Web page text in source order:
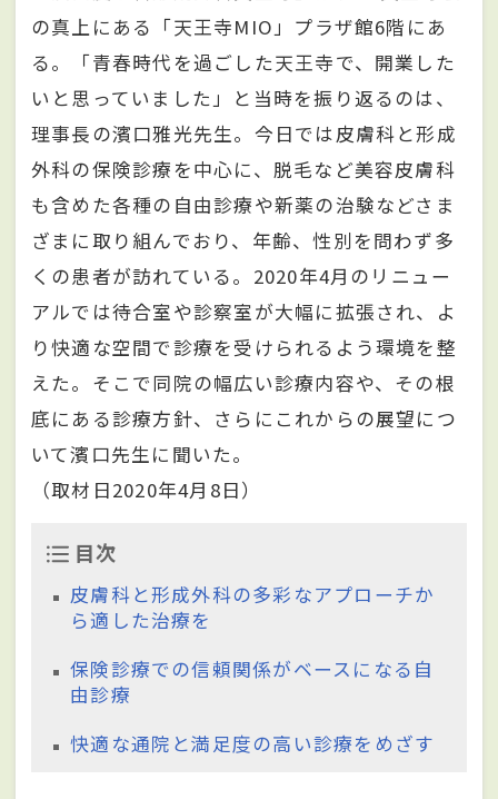
の真上にある「天王寺MIO」プラザ館6階にあ
る。「青春時代を過ごした天王寺で、開業した
いと思っていました」と当時を振り返るのは、
理事長の濱口雅光先生。今日では皮膚科と形成
外科の保険診療を中心に、脱毛など美容皮膚科
も含めた各種の自由診療や新薬の治験などさま
ざまに取り組んでおり、年齢、性別を問わず多
くの患者が訪れている。2020年4月のリニュー
アルでは待合室や診察室が大幅に拡張され、よ
り快適な空間で診療を受けられるよう環境を整
えた。そこで同院の幅広い診療内容や、その根
底にある診療方針、さらにこれからの展望につ
いて濱口先生に聞いた。
（取材日2020年4月8日）
目次
皮膚科と形成外科の多彩なアプローチか
ら適した治療を
保険診療での信頼関係がベースになる自
由診療
快適な通院と満足度の高い診療をめざす